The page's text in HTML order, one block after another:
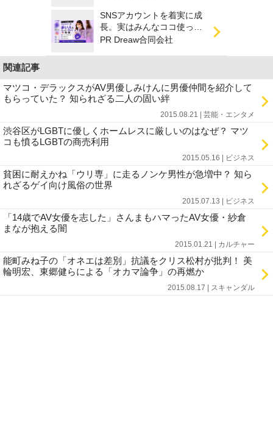
SNSアカウントを着実に成
長。実はみんなココ使って
ます。
PR Dreaw合同会社
関連記事
マツコ・デラックスがAV男優しみけんに男優仲間を紹介して
もらっていた？ 知られざる二人の固い絆
2015.08.21 | 芸能・エンタメ
渋谷区がLGBTに優しくホームレスに厳しいのはなぜ？ マツ
コも憤るLGBTの商売利用
2015.05.16 | ビジネス
貧困に耐えかね「ウリ専」に走るノンケ男性が急増中？ 知ら
れざるゲイ向け風俗の世界
2015.07.13 | ビジネス
「14歳でAV女優を志した」さんまもハマったAV女優・紗倉
まなが抱える闇
2015.01.21 | カルチャー
能町みね子の「オネエは差別」抗議をクリス松村が批判！ 美
輪明宏、東郷健らによる「オカマ論争」の再燃か
2015.08.17 | スキャンダル